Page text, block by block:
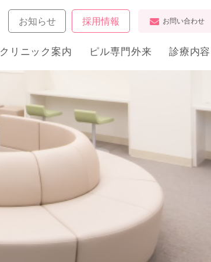
お知らせ 採用情報 お問い合わせ
クリニック案内 ピル専門外来 診療内容